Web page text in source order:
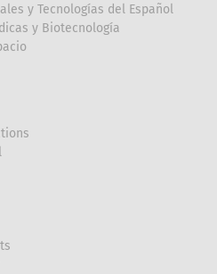
y Tecnologías del Español
y Biotecnología